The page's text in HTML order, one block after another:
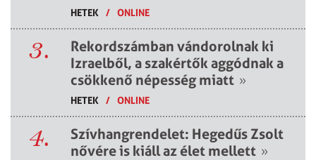
HETEK / ONLINE
3.
Rekordszámban vándorolnak ki
Izraelből, a szakértők aggódnak a
csökkenő népesség miatt »
HETEK / ONLINE
4.
Szívhangrendelet: Hegedűs Zsolt
nővére is kiáll az élet mellett »